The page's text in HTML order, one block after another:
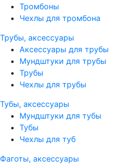
Тромбоны
Чехлы для тромбона
Трубы, аксессуары
Аксессуары для трубы
Мундштуки для трубы
Трубы
Чехлы для трубы
Тубы, аксессуары
Мундштуки для тубы
Тубы
Чехлы для туб
Фаготы, аксессуары